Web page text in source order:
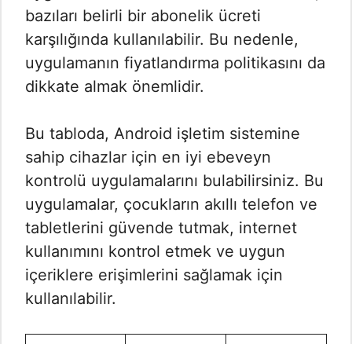
bazıları belirli bir abonelik ücreti
karşılığında kullanılabilir. Bu nedenle,
uygulamanın fiyatlandırma politikasını da
dikkate almak önemlidir.
Bu tabloda, Android işletim sistemine
sahip cihazlar için en iyi ebeveyn
kontrolü uygulamalarını bulabilirsiniz. Bu
uygulamalar, çocukların akıllı telefon ve
tabletlerini güvende tutmak, internet
kullanımını kontrol etmek ve uygun
içeriklere erişimlerini sağlamak için
kullanılabilir.